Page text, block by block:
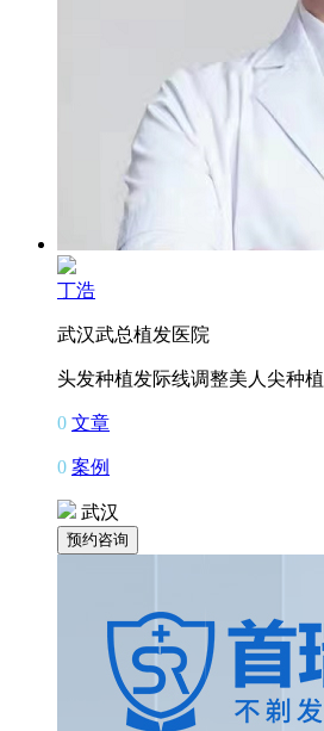
丁浩
武汉武总植发医院
头发种植发际线调整美人尖种植
0 文章
0 案例
武汉